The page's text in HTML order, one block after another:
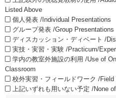
Listed Above
個人発表 /Individual Presentations
グループ発表 /Group Presentations
ディスカッション・ディベート /
実技・実習・実験 /Practicum/
学内の教室外施設の利用 /Use of
Classroom
校外実習・フィールドワーク /Field
上記いずれも用いない予定 /None